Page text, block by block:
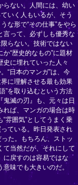
らない。人間には、幼い
いく人もいるが、そう
な形で“その仕事”をやら
言って、必ずしも優秀な
らない。技術ではない
“歴史的なもの”に題材
に埋れていった人々
“日本のマンガ”は、今
に理解させる最も効果
”を取り込むという方法
滅の刃』も、元々は日
れば、マンガの場合は時
雰囲気”としてうまく乗
ている。昨日発表され
た。もちろん、ストッ
て当然だが、それにして
に戻すのは容易ではな
味でも大きいのだ。